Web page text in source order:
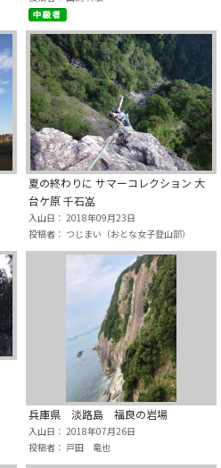
夏の終わりに サマーコレクション 大
台ケ原 千石嵓
入山日： 2018年09月23日
投稿者： つじまい（おとな女子登山部）
兵庫県 淡路島 福良の岩場
入山日： 2018年07月26日
投稿者： 戸田 竜也